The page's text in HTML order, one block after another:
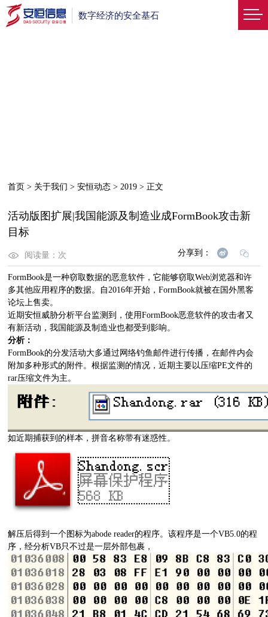
数字经济的安全基石
首页 > 关于我们 >安恒动态 >2019 > 正文
活动版图扩展|我国能源及制造业成FormBook攻击新
目标
阅读量： 次 分享到：
FormBook是一种窃取数据的恶意软件，它能够窃取Web浏览器和许
多其他应用程序的数据。自2016年开始，FormBook就被在国外黑客
论坛上售卖。
近期安恒威胁分析平台监测到，使用FormBook恶意软件的攻击者又
有新活动，我国能源及制造业也都受到影响。
分析：
FormBook的分发活动大多通过网络钓鱼邮件进行传播，在邮件内会
附加多种形式的附件。根据监测的情况，近期主要以压缩PE文件的
rar压缩文件为主。
如近期捕获到的样本，拼音名称带有迷惑性。
解压后得到一个图标为abode reader的程序。该程序是一个VB5.0的程
序，经分析VB只不过是一层外部包裹，